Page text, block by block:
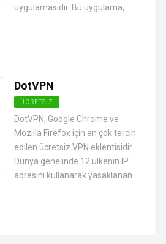
uygulamasıdır. Bu uygulama,
DotVPN
ÜCRETSIZ
ANDROID VPN APK
UYGULAMALARI ÜCRETSIZ
DotVPN, Google Chrome ve
Mozilla Firefox için en çok tercih
edilen ücretsiz VPN eklentisidir.
Dünya genelinde 12 ülkenin IP
adresini kullanarak yasaklanan